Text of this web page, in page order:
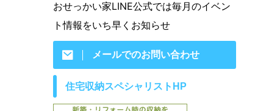
おせっかい家LINE公式では毎月のイベン
ト情報をいち早くお知らせ
メールでのお問い合わせ
住宅収納スペシャリストHP